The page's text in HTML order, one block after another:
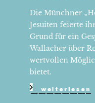
Die Münchner
Jesuiten feierte
Grund für ein
Wallacher über
wertvollen
bietet.
weiterlesen